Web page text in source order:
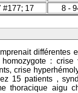
#177; 17 8 -
différentes
: crise
crise
15 patients ,
thoracique aigu